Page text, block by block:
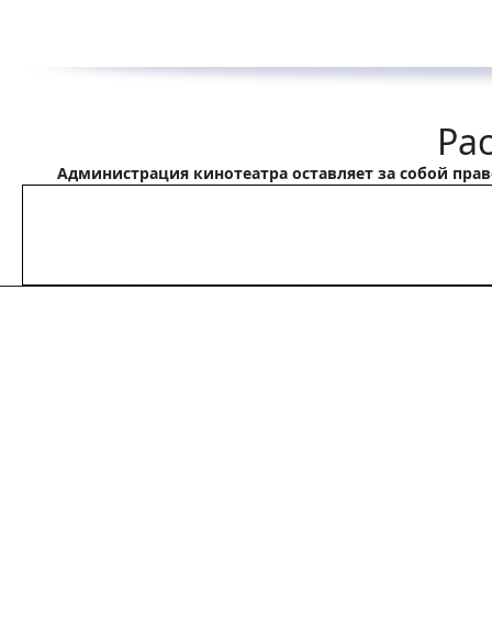
Администрация кинотеатра оставляет за собой